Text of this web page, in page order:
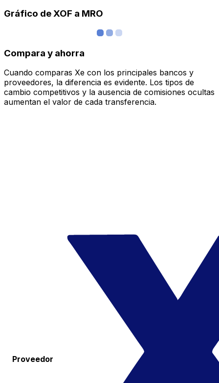
Gráfico de XOF a MRO
Compara y ahorra
Cuando comparas Xe con los principales bancos y
proveedores, la diferencia es evidente. Los tipos de
cambio competitivos y la ausencia de comisiones ocultas
aumentan el valor de cada transferencia.
Proveedor